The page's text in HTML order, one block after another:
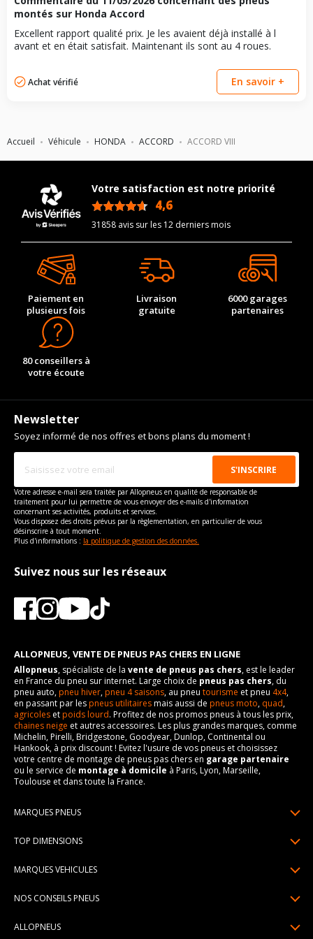
Accueil Véhicule HONDA ACCORD ACCORD VIII
montés sur Honda Accord
Excellent rapport qualité prix. Je les avaient déjà installé à l
avant et en était satisfait. Maintenant ils sont au 4 roues.
Achat vérifié En savoir +
Votre satisfaction est notre priorité
4,6
31858 avis sur les 12 derniers mois
Paiement en
plusieurs fois
Livraison
gratuite
6000 garages
partenaires
80 conseillers à
votre écoute
Newsletter
Soyez informé de nos offres et bons plans du moment !
Votre adresse e-mail sera traitée par Allopneus en qualité de responsable de
traitement pour lui permettre de vous envoyer des e-mails d'information
concernant ses activités, produits et services.
Vous disposez des droits prévus par la règlementation, en particulier de vous
désinscrire à tout moment.
Plus d'informations : la politique de gestion des données.
Suivez nous sur les réseaux
ALLOPNEUS, VENTE DE PNEUS PAS CHERS EN LIGNE
Allopneus, spécialiste de la vente de pneus pas chers, est le leader
en France du pneu sur internet. Large choix de pneus pas chers, du
pneu auto,pneu hiver,pneu 4 saisons, au pneu tourisme et pneu 4x4,
en passant par lespneus utilitairesmais aussi de pneus moto, quad,
agricoles etpoids lourd. Profitez de nos promos pneus à tous les prix,
chaines neige et autres accessoires. Les plus grandes marques, comme
Michelin, Pirelli, Bridgestone, Goodyear, Dunlop, Continental ou
Hankook, à prix discount ! Evitez l'usure de vos pneus et choisissez
votre centre de montage de pneus pas chers en garage partenaire
ou le service de montage à domicile à Paris, Lyon, Marseille,
Toulouse et dans toute la France.
MARQUES PNEUS
Pneus Continental
Pneus Hankook
TOP DIMENSIONS
195/65R15
MARQUES VEHICULES
Peugeot
NOS CONSEILS PNEUS
ALLOPNEUS